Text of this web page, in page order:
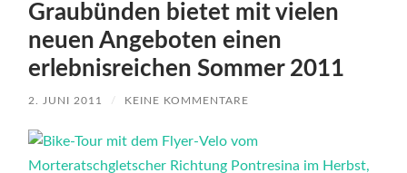
Graubünden bietet mit vielen
neuen Angeboten einen
erlebnisreichen Sommer 2011
2. JUNI 2011 / KEINE KOMMENTARE